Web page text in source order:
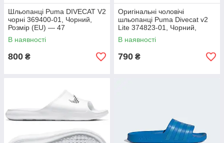
Шльопанці Puma DIVECAT V2
чорні 369400-01, Чорний,
Розмір (EU) — 47
В наявності
800 ₴
Оригінальні чоловічі
шльопанці Puma Divecat v2
Lite 374823-01, Чорний,
Розмір (EU) — 42
В наявності
790 ₴